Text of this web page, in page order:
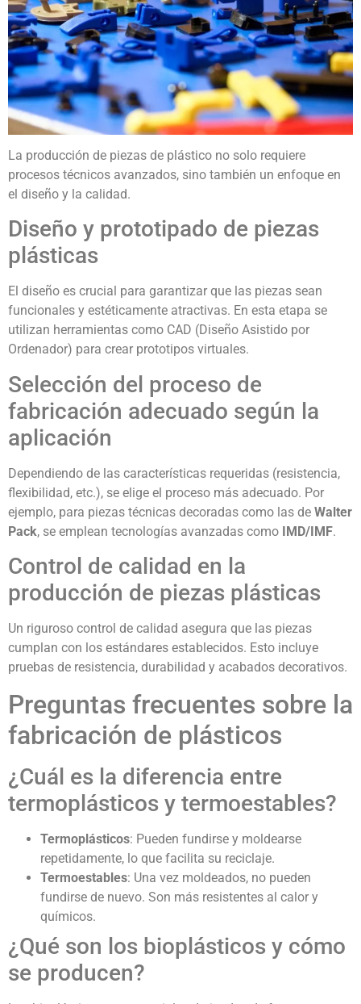
La producción de piezas de plástico no solo requiere
procesos técnicos avanzados, sino también un enfoque en
el diseño y la calidad.
Diseño y prototipado de piezas
plásticas
El diseño es crucial para garantizar que las piezas sean
funcionales y estéticamente atractivas. En esta etapa se
utilizan herramientas como CAD (Diseño Asistido por
Ordenador) para crear prototipos virtuales.
Selección del proceso de
fabricación adecuado según la
aplicación
Dependiendo de las características requeridas (resistencia,
flexibilidad, etc.), se elige el proceso más adecuado. Por
ejemplo, para piezas técnicas decoradas como las de Walter
Pack, se emplean tecnologías avanzadas como IMD/IMF.
Control de calidad en la
producción de piezas plásticas
Un riguroso control de calidad asegura que las piezas
cumplan con los estándares establecidos. Esto incluye
pruebas de resistencia, durabilidad y acabados decorativos.
Preguntas frecuentes sobre la
fabricación de plásticos
¿Cuál es la diferencia entre
termoplásticos y termoestables?
Termoplásticos: Pueden fundirse y moldearse
repetidamente, lo que facilita su reciclaje.
Termoestables: Una vez moldeados, no pueden
fundirse de nuevo. Son más resistentes al calor y
químicos.
¿Qué son los bioplásticos y cómo
se producen?